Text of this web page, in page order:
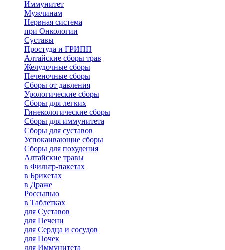
Иммунитет
Мужчинам
Нервная система
при Онкологии
Суставы
Простуда и ГРИПП
Алтайские сборы трав
Желудочные сборы
Печеночные сборы
Сборы от давления
Урологические сборы
Сборы для легких
Гинекологические сборы
Сборы для иммунитета
Сборы для суставов
Успокаивающие сборы
Сборы для похудения
Алтайские травы
в Фильтр-пакетах
в Брикетах
в Драже
Россыпью
в Таблетках
для Cуставов
для Печени
для Сердца и сосудов
для Почек
для Иммунитета